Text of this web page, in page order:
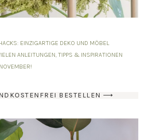
EINZIGARTIGE DEKO UND MÖBEL
ANLEITUNGEN, TIPPS & INSPIRATIONEN
BESTELLEN ⟶